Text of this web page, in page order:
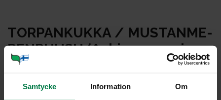
Samtycke Information Om
TOR­PAN­KUK­KA / MUS­TAN­ME­
REN­RUU­SU (Ac­hi­me­nes -ris­
tey­mät)
Gesneriaceae -heimoon kuuluvia torpankukkia on noin